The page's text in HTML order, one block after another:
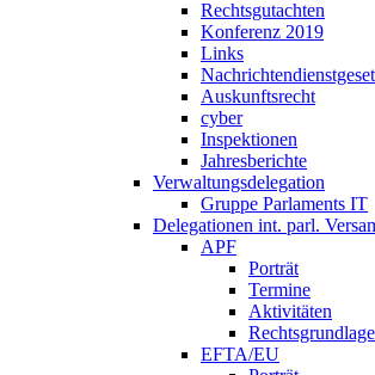
Rechtsgutachten
Konferenz 2019
Links
Auskunftsrecht
cyber
Inspektionen
Jahresberichte
Verwaltungsdelegation
Gruppe Parlaments IT
Delegationen int. parl.
APF
Porträt
Termine
Aktivitäten
EFTA/EU